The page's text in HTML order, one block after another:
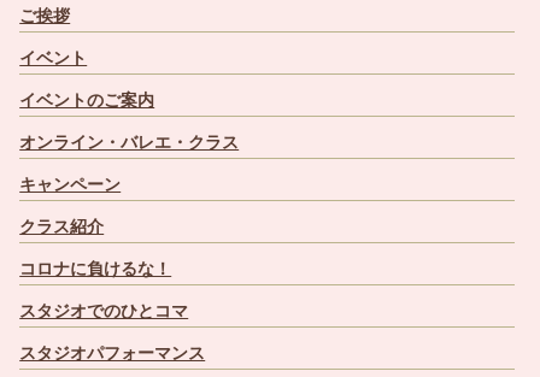
ご挨拶
イベント
イベントのご案内
オンライン・バレエ・クラス
キャンペーン
クラス紹介
コロナに負けるな！
スタジオでのひとコマ
スタジオパフォーマンス